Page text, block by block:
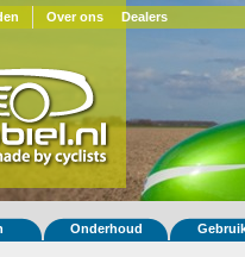
Over ons Dealers
Onderhoud